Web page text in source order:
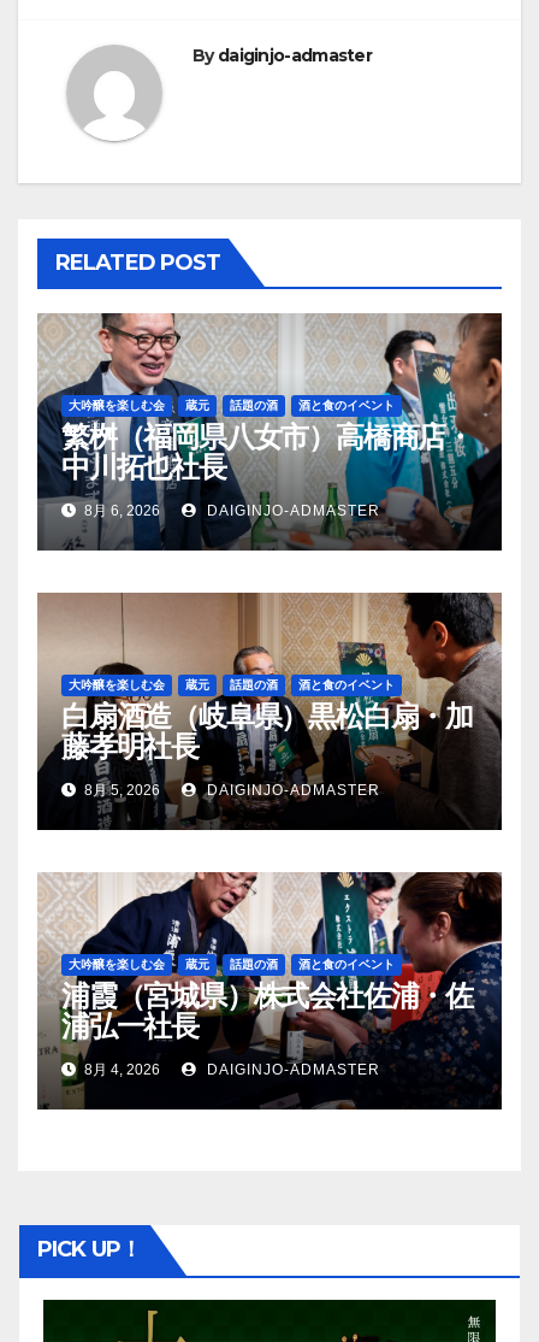
ビ
ゲ
ー
シ
ョ
ン
Bydaiginjo-admaster
RELATED POST
大吟醸を楽しむ会 蔵元 話題の酒 酒と食のイベント
繁桝（福岡県八女市）高橋商店・
中川拓也社長
8月 6, 2026 DAIGINJO-ADMASTER
大吟醸を楽しむ会 蔵元 話題の酒 酒と食のイベント
白扇酒造（岐阜県）黒松白扇・加
藤孝明社長
8月 5, 2026 DAIGINJO-ADMASTER
大吟醸を楽しむ会 蔵元 話題の酒 酒と食のイベント
浦霞（宮城県）株式会社佐浦・佐
浦弘一社長
8月 4, 2026 DAIGINJO-ADMASTER
PICK UP！